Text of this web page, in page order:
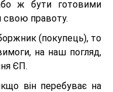
ж бути готовими
свою правоту.
(покупець), то
на наш погляд,
ЄП.
він перебуває на